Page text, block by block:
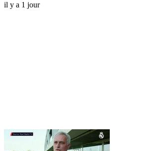
il y a 1 jour